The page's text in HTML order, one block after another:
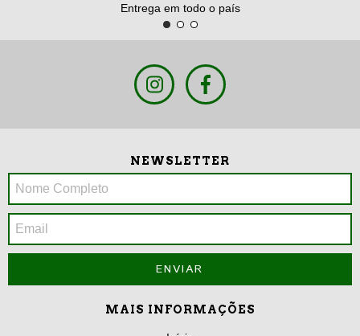
Entrega em todo o país
NEWSLETTER
MAIS INFORMAÇÕES